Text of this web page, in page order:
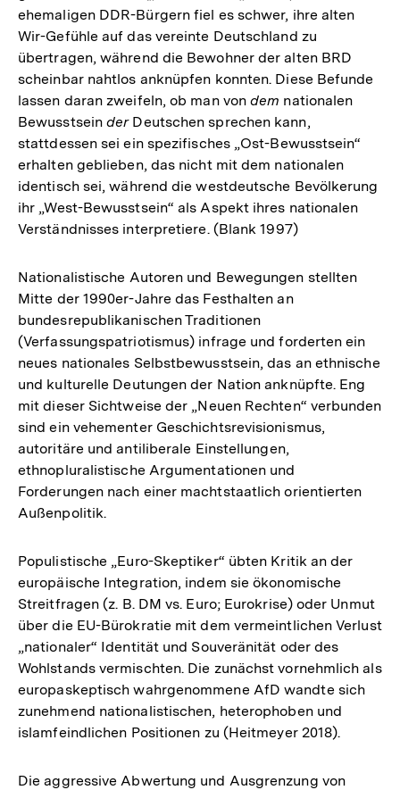
ehemaligen DDR-Bürgern fiel es schwer, ihre alten
Wir-Gefühle auf das vereinte Deutschland zu
übertragen, während die Bewohner der alten BRD
scheinbar nahtlos anknüpfen konnten. Diese Befunde
lassen daran zweifeln, ob man vondem nationalen
BewusstseinderDeutschen sprechen kann,
stattdessen sei ein spezifisches „Ost-Bewusstsein“
erhalten geblieben, das nicht mit dem nationalen
identisch sei, während die westdeutsche Bevölkerung
ihr „West-Bewusstsein“ als Aspekt ihres nationalen
Verständnisses interpretiere. (Blank 1997)
Nationalistische Autoren und Bewegungen stellten
Mitte der 1990er-Jahre das Festhalten an
bundesrepublikanischen Traditionen
(Verfassungspatriotismus) infrage und forderten ein
neues nationales Selbstbewusstsein, das an ethnische
und kulturelle Deutungen der Nation anknüpfte. Eng
mit dieser Sichtweise der „Neuen Rechten“ verbunden
sind ein vehementer Geschichtsrevisionismus,
autoritäre und antiliberale Einstellungen,
ethnopluralistische Argumentationen und
Forderungen nach einer machtstaatlich orientierten
Außenpolitik.
Populistische „Euro-Skeptiker“ übten Kritik an der
europäische Integration, indem sie ökonomische
Streitfragen (z. B. DM vs. Euro; Eurokrise) oder Unmut
über die EU-Bürokratie mit dem vermeintlichen Verlust
„nationaler“ Identität und Souveränität oder des
Wohlstands vermischten. Die zunächst vornehmlich als
europaskeptisch wahrgenommene AfD wandte sich
zunehmend nationalistischen, heterophoben und
islamfeindlichen Positionen zu (Heitmeyer 2018).
Die aggressive Abwertung und Ausgrenzung von